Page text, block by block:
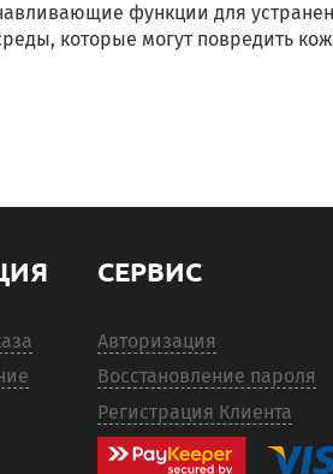
функции для
которые могут повредить
СЕРВИС
Авторизация
Восстановление пароля
Регистрация Клиента